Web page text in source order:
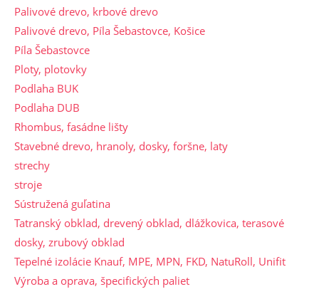
Palivové drevo, krbové drevo
Palivové drevo, Píla Šebastovce, Košice
Píla Šebastovce
Ploty, plotovky
Podlaha BUK
Podlaha DUB
Rhombus, fasádne lišty
Stavebné drevo, hranoly, dosky, foršne, laty
strechy
stroje
Sústružená guľatina
Tatranský obklad, drevený obklad, dlážkovica, terasové
dosky, zrubový obklad
Tepelné izolácie Knauf, MPE, MPN, FKD, NatuRoll, Unifit
Výroba a oprava, špecifických paliet